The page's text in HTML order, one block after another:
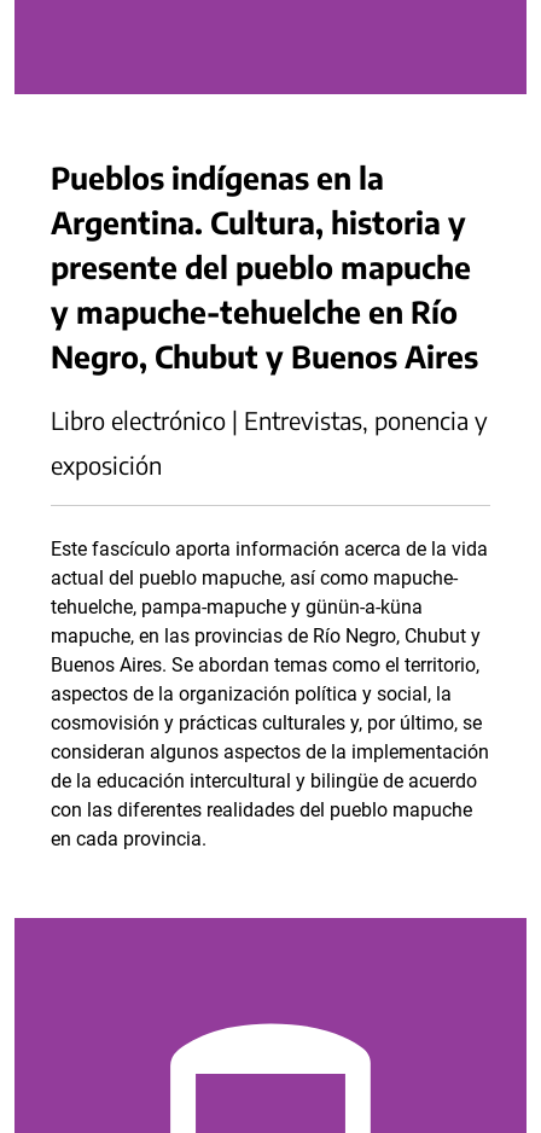
Pueblos indígenas en la
Argentina. Cultura, historia y
presente del pueblo mapuche
y mapuche-tehuelche en Río
Negro, Chubut y Buenos Aires
Libro electrónico | Entrevistas, ponencia y
exposición
Este fascículo aporta información acerca de la vida
actual del pueblo mapuche, así como mapuche-
tehuelche, pampa-mapuche y günün-a-küna
mapuche, en las provincias de Río Negro, Chubut y
Buenos Aires. Se abordan temas como el territorio,
aspectos de la organización política y social, la
cosmovisión y prácticas culturales y, por último, se
consideran algunos aspectos de la implementación
de la educación intercultural y bilingüe de acuerdo
con las diferentes realidades del pueblo mapuche
en cada provincia.